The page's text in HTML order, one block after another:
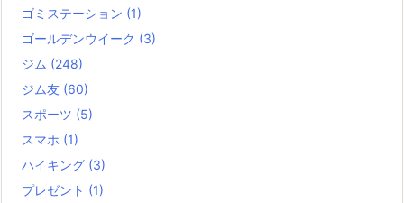
ゴミステーション (1)
ゴールデンウイーク (3)
ジム (248)
ジム友 (60)
スポーツ (5)
スマホ (1)
ハイキング (3)
プレゼント (1)